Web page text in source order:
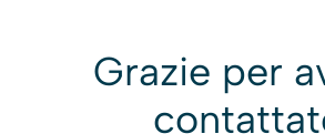
Grazie per